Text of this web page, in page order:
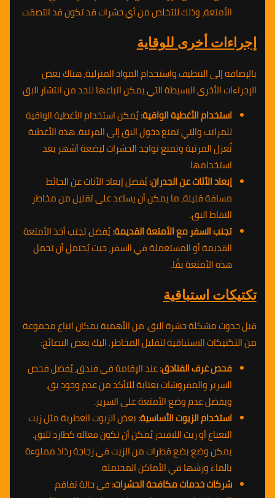
الأمتعة، وذلك للتخلص من أي حشرات قد تكون قد التصقت.
إجراءات أخرى للوقاية
بالإضافة إلى التنظيف واستخدام المواد المنزلية، هناك بعض
الإجراءات الأخرى البسيطة التي يمكن اتباعها للحد من انتشار البق:
استخدام الأغطية الواقية:يُمكن استخدام الأغطية الواقية
للمراتب والتي تمنع دخول البق إلى المرتبة. هذه الأغطية
تُعزل المرتبة وتمنع تواجد الحشرات لبضعة أشهر بعد
استخدامها.
إبعاد الأثاث عن الجدران:يُفضل إبعاد الأثاث عن الحائط
مسافة قليلة، ما يمكن أن يساعد على تقليل من مخاطر
التقاط البق.
تجنب السفر مع الأمتعة القديمة:يُفضل تجنب أخذ الأمتعة
القديمة أو المستعملة في السفر، حيث يُحتمل أن تحمل
هذه الأمتعة بقًا.
تكتيكات استباقية
قبل حدوث مشكلة حشرة البق، من الأهمية بمكان اتباع مجموعة
من التكتيكات الاستباقية لتقليل المخاطر. اليك بعض النصائح:
فحص غرف الفنادق:عند الإقامة في فندق، يُفضل فحص
السرير والمفروشات بعناية للتأكد من عدم وجود بق،
ويفضل عدم وضع الأمتعة على السرير.
استخدام الزيوت الأساسية:بعض الزيوت العطرية مثل زيت
النعناع أو زيت اللافندر يُمكن أن تكون فعالة كطارد للبق.
يمكن وضع بضع قطرات من الزيت في زجاجة رذاذ مملوءة
بالماء ورشها في الأماكن المحتملة.
شركات خدمات مكافحة الحشرات:في حالة تفاقم